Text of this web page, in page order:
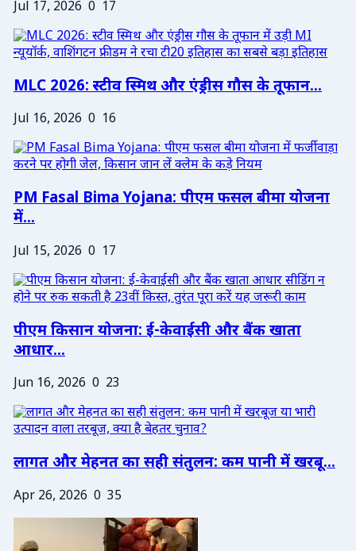
Jul 17, 2026 0 17
MLC 2026: स्टीव स्मिथ और एंड्रीस गौस के तूफान...
Jul 16, 2026 0 16
PM Fasal Bima Yojana: पीएम फसल बीमा योजना
में...
Jul 15, 2026 0 17
पीएम किसान योजना: ई-केवाईसी और बैंक खाता
आधार...
Jun 16, 2026 0 23
लागत और मेहनत का सही संतुलन: कम पानी में खरबू...
Apr 26, 2026 0 35